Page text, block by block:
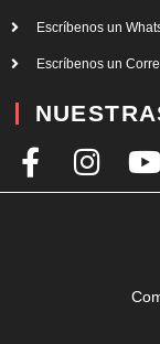
Escríbenos un
Escríbenos un
F
a
I
n
Y
o
b